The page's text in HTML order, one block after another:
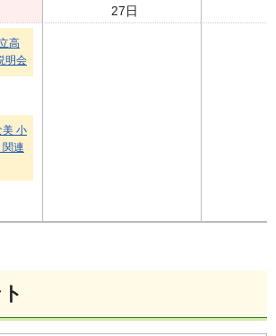
27日
高
明会
美 小
連